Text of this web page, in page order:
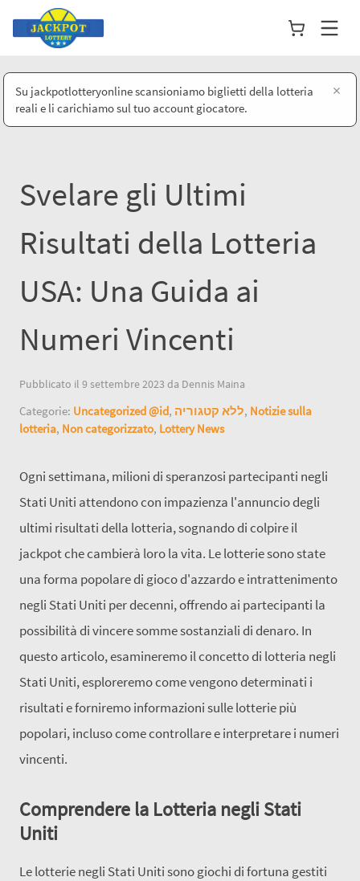
Su jackpotlotteryonline scansioniamo biglietti della lotteria
reali e li carichiamo sul tuo account giocatore.
×
Svelare gli Ultimi
Risultati della Lotteria
USA: Una Guida ai
Numeri Vincenti
Pubblicato il 9 settembre 2023 da Dennis Maina
Categorie: Uncategorized @id, ללא קטגוריה, Notizie sulla
lotteria, Non categorizzato, Lottery News
Ogni settimana, milioni di speranzosi partecipanti negli
Stati Uniti attendono con impazienza l'annuncio degli
ultimi risultati della lotteria, sognando di colpire il
jackpot che cambierà loro la vita. Le lotterie sono state
una forma popolare di gioco d'azzardo e intrattenimento
negli Stati Uniti per decenni, offrendo ai partecipanti la
possibilità di vincere somme sostanziali di denaro. In
questo articolo, esamineremo il concetto di lotteria negli
Stati Uniti, esploreremo come vengono determinati i
risultati e forniremo informazioni sulle lotterie più
popolari, incluso come controllare e interpretare i numeri
vincenti.
Comprendere la Lotteria negli Stati
Uniti
Le lotterie negli Stati Uniti sono giochi di fortuna gestiti